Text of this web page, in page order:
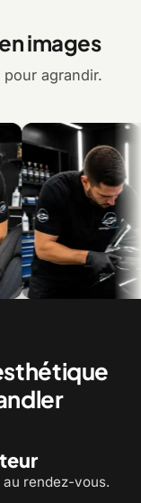
images
agrandir.
rendez-vous.